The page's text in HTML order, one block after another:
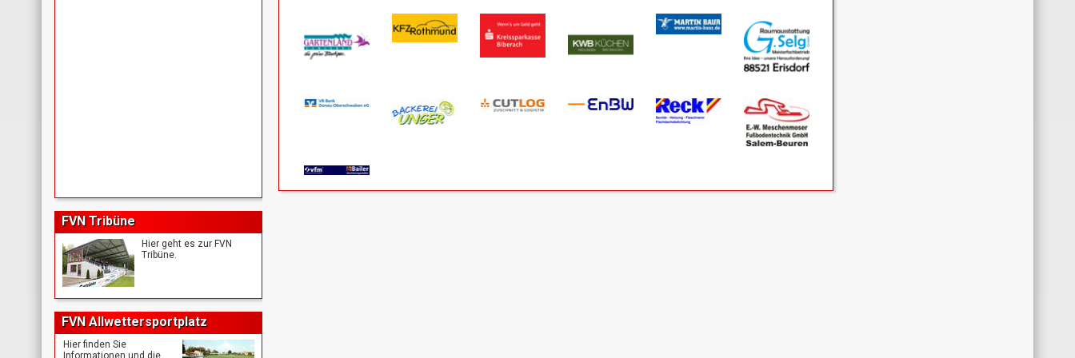
FVN Tribüne
Hier geht es zur FVN
Tribüne.
FVN Allwettersportplatz
Hier finden Sie
Informationen und die